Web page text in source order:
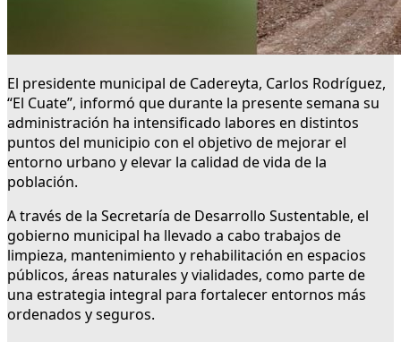
El presidente municipal de Cadereyta, Carlos Rodríguez,
“El Cuate”, informó que durante la presente semana su
administración ha intensificado labores en distintos
puntos del municipio con el objetivo de mejorar el
entorno urbano y elevar la calidad de vida de la
población.
A través de la Secretaría de Desarrollo Sustentable, el
gobierno municipal ha llevado a cabo trabajos de
limpieza, mantenimiento y rehabilitación en espacios
públicos, áreas naturales y vialidades, como parte de
una estrategia integral para fortalecer entornos más
ordenados y seguros.